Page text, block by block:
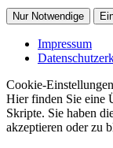
Nur Notwendige
Impressum
Cookie-Einstellungen
Hier finden Sie eine
Skripte. Sie haben
akzeptieren oder zu